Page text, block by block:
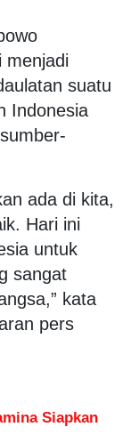
menjadi
suatu
Indonesia
ada di kita,
Hari ini
untuk
sangat
kata
pers
Siapkan